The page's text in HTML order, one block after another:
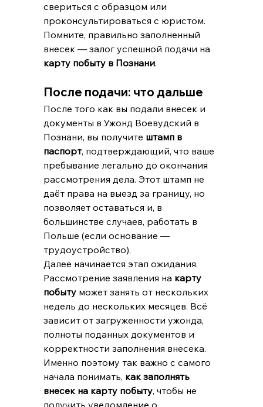
свериться с образцом или
проконсультироваться с юристом.
Помните, правильно заполненный
внесек — залог успешной подачи на
карту побыту в Познани.
После подачи: что дальше
После того как вы подали внесек и
документы в Ужонд Воевудский в
Познани, вы получите штамп в
паспорт, подтверждающий, что ваше
пребывание легально до окончания
рассмотрения дела. Этот штамп не
даёт права на выезд за границу, но
позволяет оставаться и, в
большинстве случаев, работать в
Польше (если основание —
трудоустройство).
Далее начинается этап ожидания.
Рассмотрение заявления на карту
побыту может занять от нескольких
недель до нескольких месяцев. Всё
зависит от загруженности ужонда,
полноты поданных документов и
корректности заполнения внесека.
Именно поэтому так важно с самого
начала понимать, как заполнять
внесек на карту побыту, чтобы не